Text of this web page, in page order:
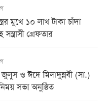
মুখে ১০ লাখ টাকা চাঁদা
গ্রেফতার
ও ঈদে মিলাদুন্নবী (সা.)
সভা অনুষ্ঠিত